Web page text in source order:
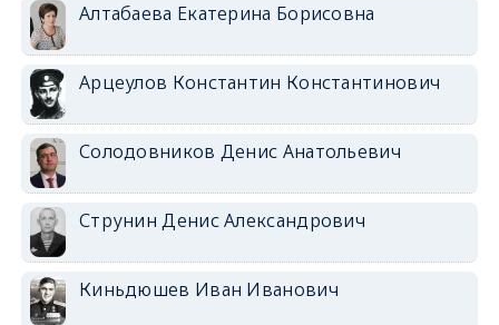
Алтабаева Екатерина Борисовна
Арцеулов Константин Константинович
Солодовников Денис Анатольевич
Струнин Денис Александрович
Киньдюшев Иван Иванович